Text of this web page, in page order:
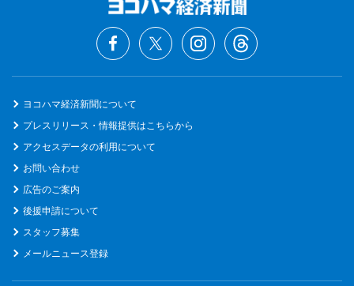
ヨコハマ経済新聞について
プレスリリース・情報提供はこちらから
アクセスデータの利用について
お問い合わせ
広告のご案内
後援申請について
スタッフ募集
メールニュース登録